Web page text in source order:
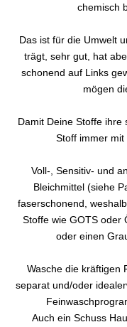
chemisch
Das ist für die Umwelt
trägt, sehr gut, hat
schonend auf Links
mögen
Damit Deine Stoffe ihre
Stoff immer mit
Voll-, Sensitiv- und
Bleichmittel (siehe
faserschonend,
Stoffe wie GOTS oder
oder einen
Wasche die kräftigen
separat und/oder
Auch ein Schuss